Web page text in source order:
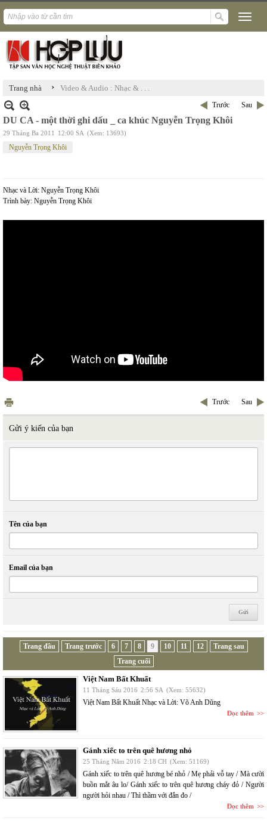
Trang nhà › Video & Audio : Nhạc & . . .
Trước Sau
DU CA - một thời ghi dấu _ ca khúc Nguyễn Trọng Khôi
29 Tháng Ba 2011 12:00 SA (Xem: 13693)
Nguyễn Trọng Khôi
Nhạc và Lời: Nguyễn Trọng Khôi
Trình bày: Nguyễn Trọng Khôi
Trước Sau
Gửi ý kiến của bạn
Tên của bạn
Email của bạn
Trang đầu Trang trước 6 7 8 9 10 11 12
Trang sau
Trang cuối
Việt Nam Bất Khuất
11 Tháng Sáu 2016 2:56 SA (Xem: 55632)
Việt Nam Bất Khuất Nhạc và Lời: Võ Anh Dũng
Đọc thêm
Gánh xiếc to trên quê hương nhỏ
25 Tháng Năm 2016 2:18 CH (Xem: 51169)
Gánh xiếc to trên quê hương bé nhỏ / Mẹ phải vỗ tay / Mà cười
buồn mắt âu lo/ Gánh xiếc to trên quê hương cháy đỏ / Người
người hỏi nhau / Thì thầm với đắn đo /
Đọc thêm